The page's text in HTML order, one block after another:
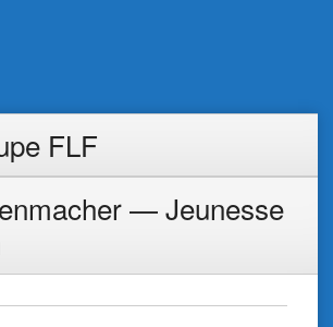
FLF
— Jeunesse